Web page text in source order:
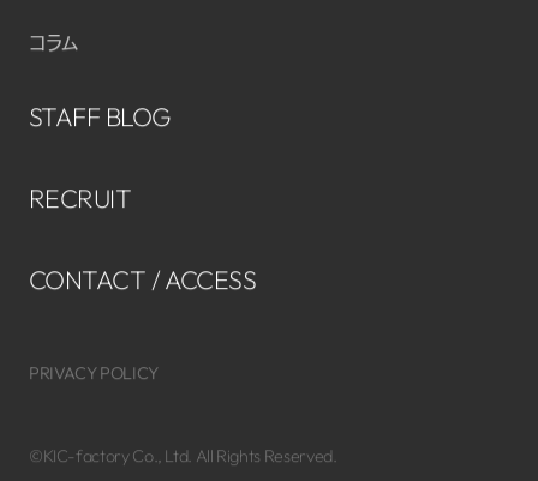
コラム
STAFF BLOG
RECRUIT
CONTACT / ACCESS
PRIVACY POLICY
©KIC-factory Co., Ltd. All Rights Reserved.